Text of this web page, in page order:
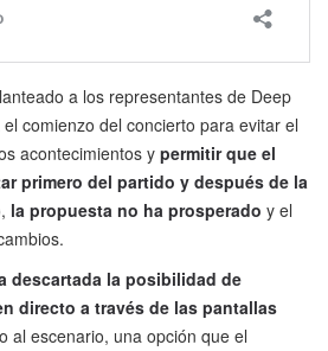
a los representantes de Deep
comienzo del concierto para evitar el
acontecimientos y permitir que el
primero del partido y después de la
la propuesta no ha prosperado y el
descartada la posibilidad de
directo a través de las pantallas
al escenario, una opción que el